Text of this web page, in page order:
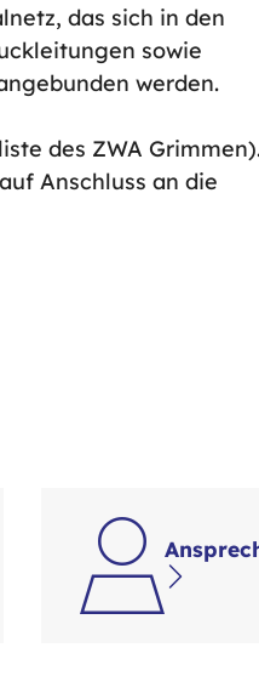
das sich in den
sowie
werden.
des ZWA
Anschluss an die